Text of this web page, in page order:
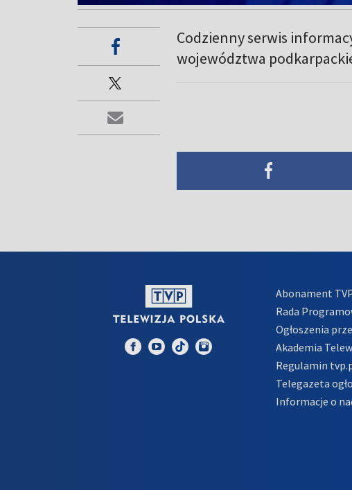
Codzienny serwis
województwa
Abonament
Rada
Ogłoszenia
Akademia
Regulamin
Telegazeta
Informacje o